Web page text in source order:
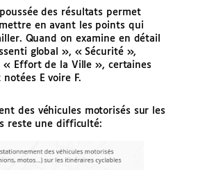
poussée des résultats permet
en avant les points qui
Quand on examine en détail
global », « Sécurité »,
Effort de la Ville », certaines
E voire F.
des véhicules motorisés sur les
reste une difficulté: